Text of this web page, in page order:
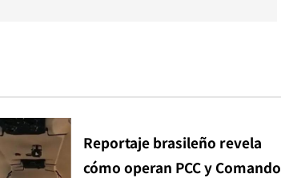
Reportaje brasileño revela
cómo operan PCC y Comando